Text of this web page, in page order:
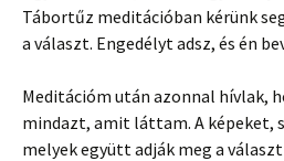
Tábortűz meditációban kérünk
a választ. Engedélyt adsz, és én
Meditációm után azonnal hívlak,
mindazt, amit láttam. A képeket,
melyek együtt adják meg a választ